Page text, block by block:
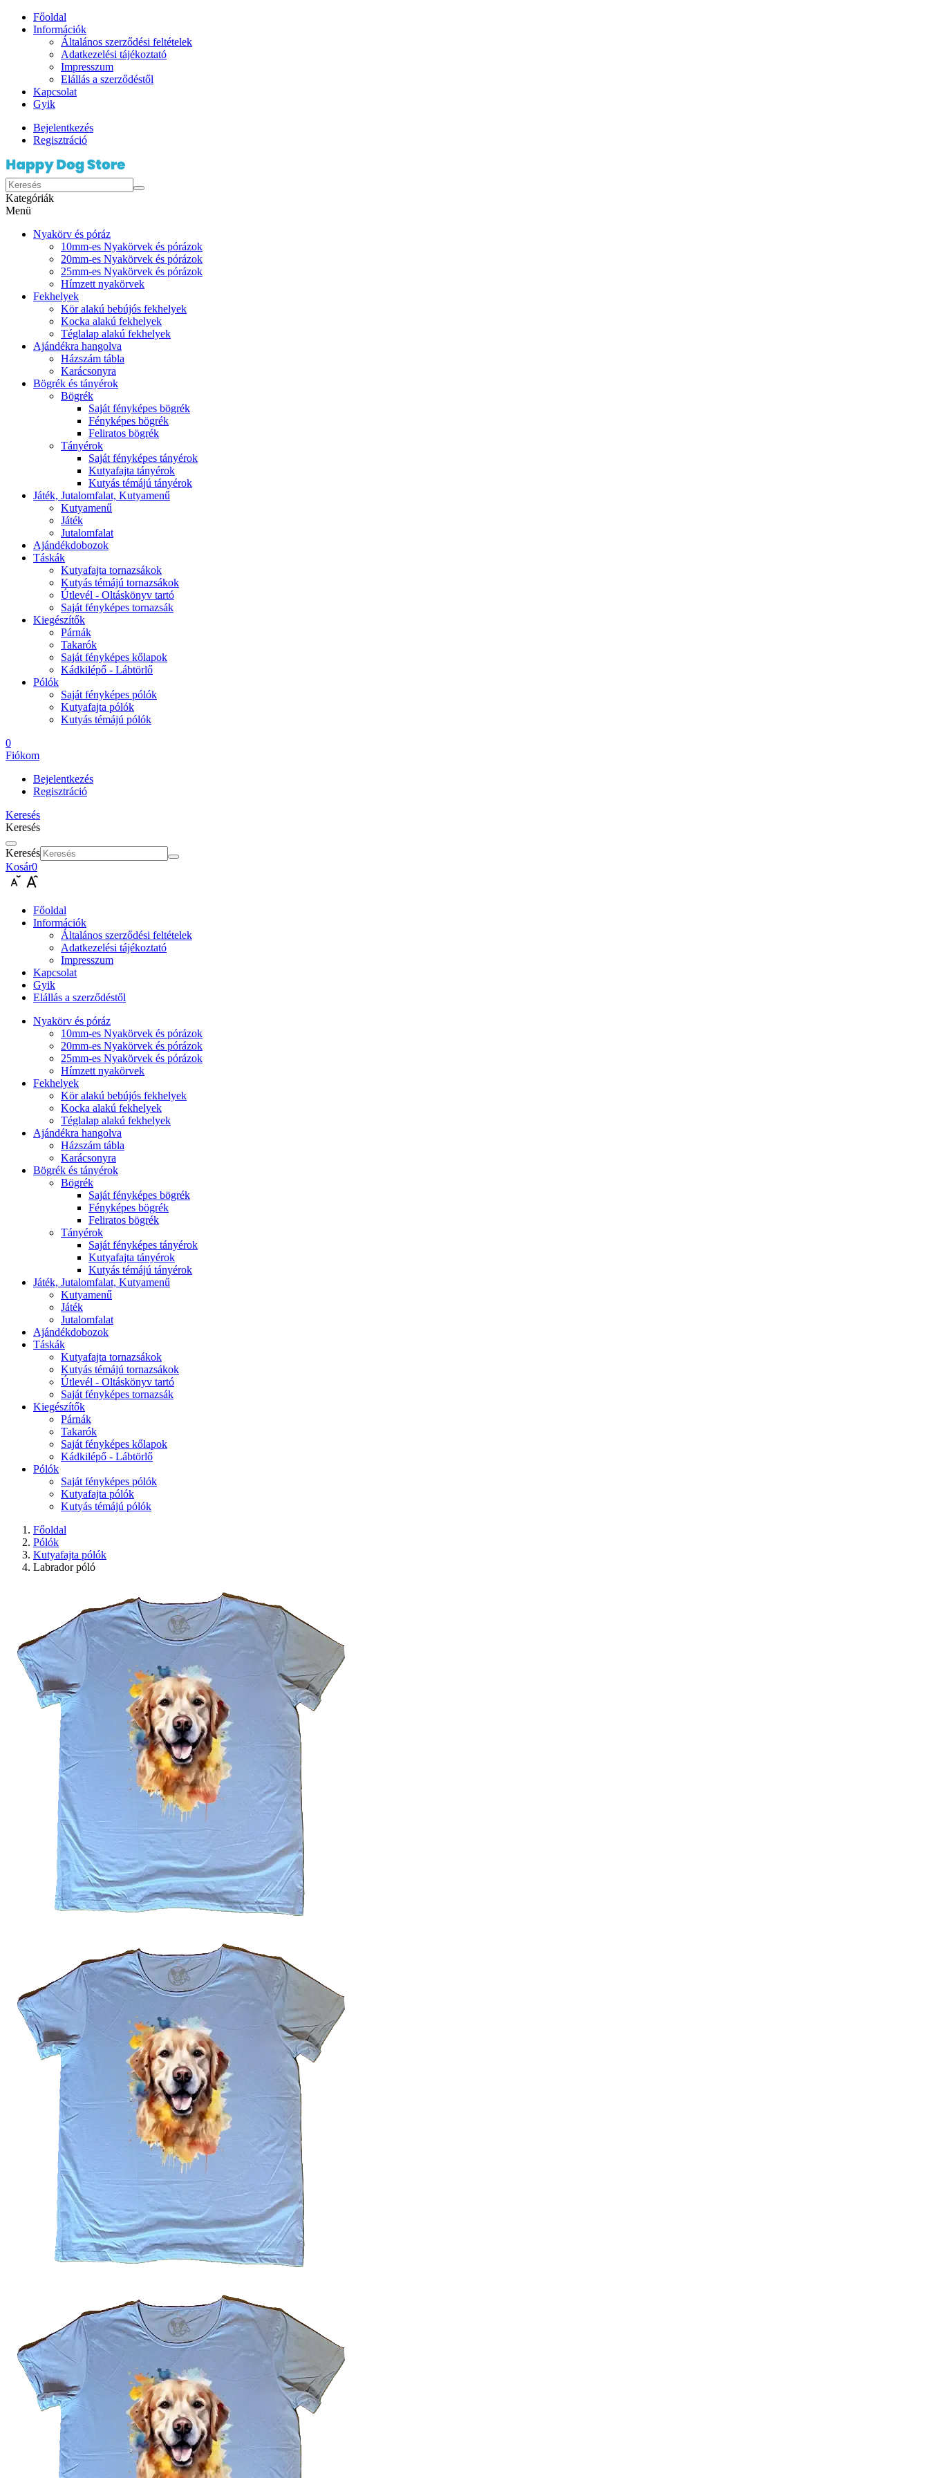
Főoldal
Információk
Általános szerződési feltételek
Adatkezelési tájékoztató
Impresszum
Elállás a szerződéstől
Kapcsolat
Gyik
Bejelentkezés
Regisztráció
Kategóriák
Menü
Nyakörv és póráz
10mm-es Nyakörvek és pórázok
20mm-es Nyakörvek és pórázok
25mm-es Nyakörvek és pórázok
Hímzett nyakörvek
Fekhelyek
Kör alakú bebújós fekhelyek
Kocka alakú fekhelyek
Téglalap alakú fekhelyek
Ajándékra hangolva
Házszám tábla
Karácsonyra
Bögrék és tányérok
Bögrék
Saját fényképes bögrék
Fényképes bögrék
Feliratos bögrék
Tányérok
Saját fényképes tányérok
Kutyafajta tányérok
Kutyás témájú tányérok
Játék, Jutalomfalat, Kutyamenű
Kutyamenű
Játék
Jutalomfalat
Ajándékdobozok
Táskák
Kutyafajta tornazsákok
Kutyás témájú tornazsákok
Útlevél - Oltáskönyv tartó
Saját fényképes tornazsák
Kiegészítők
Párnák
Takarók
Saját fényképes kőlapok
Kádkilépő - Lábtörlő
Pólók
Saját fényképes pólók
Kutyafajta pólók
Kutyás témájú pólók
0
Fiókom
Bejelentkezés
Regisztráció
Keresés
Keresés
Keresés
Kosár0
Főoldal
Információk
Általános szerződési feltételek
Adatkezelési tájékoztató
Impresszum
Kapcsolat
Gyik
Elállás a szerződéstől
Nyakörv és póráz
10mm-es Nyakörvek és pórázok
20mm-es Nyakörvek és pórázok
25mm-es Nyakörvek és pórázok
Hímzett nyakörvek
Fekhelyek
Kör alakú bebújós fekhelyek
Kocka alakú fekhelyek
Téglalap alakú fekhelyek
Ajándékra hangolva
Házszám tábla
Karácsonyra
Bögrék és tányérok
Bögrék
Saját fényképes bögrék
Fényképes bögrék
Feliratos bögrék
Tányérok
Saját fényképes tányérok
Kutyafajta tányérok
Kutyás témájú tányérok
Játék, Jutalomfalat, Kutyamenű
Kutyamenű
Játék
Jutalomfalat
Ajándékdobozok
Táskák
Kutyafajta tornazsákok
Kutyás témájú tornazsákok
Útlevél - Oltáskönyv tartó
Saját fényképes tornazsák
Kiegészítők
Párnák
Takarók
Saját fényképes kőlapok
Kádkilépő - Lábtörlő
Pólók
Saját fényképes pólók
Kutyafajta pólók
Kutyás témájú pólók
Főoldal
Pólók
Kutyafajta pólók
Labrador póló